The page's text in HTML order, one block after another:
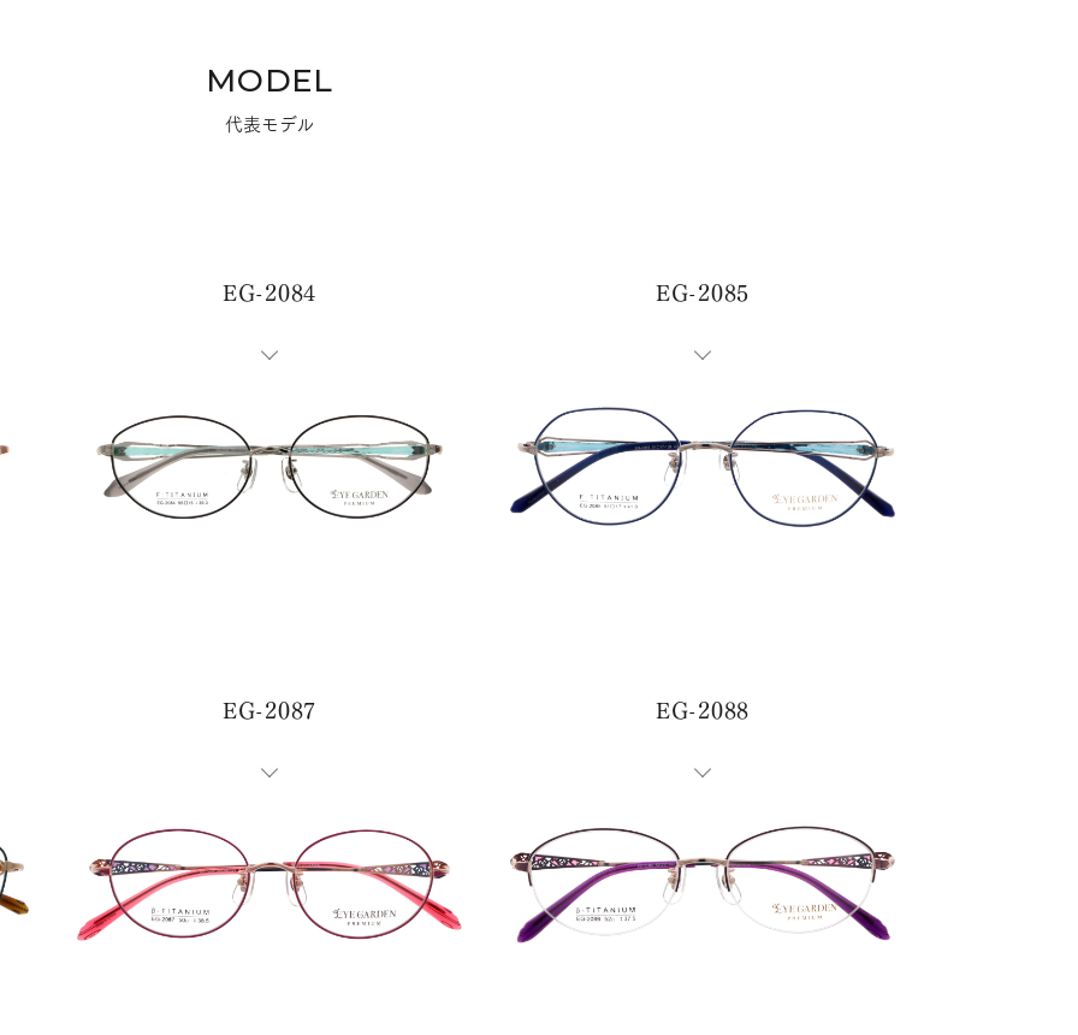
MODEL
代表モデル
EG-2084 EG-2085
EG-2087 EG-2088
い合わせ・ご意見はこちらからお願いいたします。
0776-87-0890
MAIL FORM メールフォームはこちら